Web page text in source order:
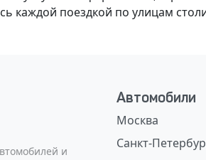
каждой поездкой по улицам
и
Автомобили
Москва
Санкт-